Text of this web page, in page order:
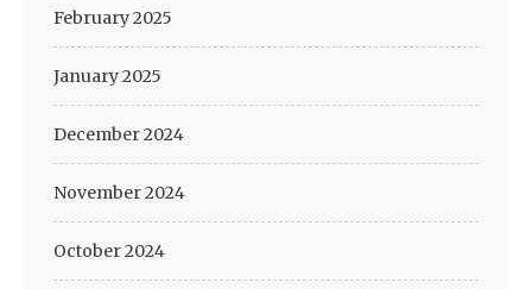
February 2025
January 2025
December 2024
November 2024
October 2024